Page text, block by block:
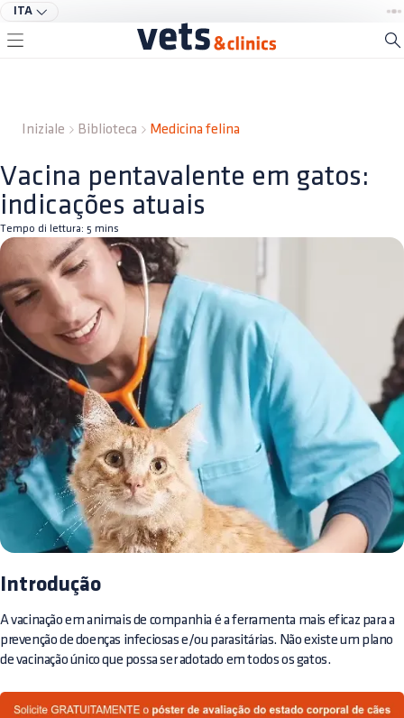
ITA
Iniziale Biblioteca Medicina felina
Vacina pentavalente em gatos:
indicações atuais
Tempo di lettura: 5 mins
Introdução
A vacinação em animais de companhia é a ferramenta mais eficaz para a
prevenção de doenças infeciosas e/ou parasitárias. Não existe um plano
de vacinação único que possa ser adotado em todos os gatos.